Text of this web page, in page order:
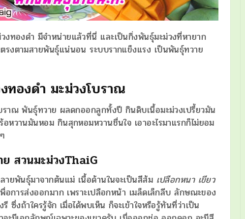
งทองดำ มีจำหน่ายแล้วที่นี่ และเป็นกิ่งพันธุ์มะม่วงที่หายาก
งตามสายพันธุ์แน่นอน ระบบรากแข็งแรง เป็นพันธุ์ทวาย
ทองดำ มะม่วงโบราณ
ราณ พันธุ์ทวาย ผลดกออกลูกทั้งปี กินดิบเนื้อมะม่วงเปรี้ยวมัน
หวานมันหอม กินสุกหอมหวานชื่นใจ เอาอะไรมาแรกก็ไม่ยอม
สวนมะม่วงThaiG
ายพันธุ์มาจากต้นแม่ เนื้อด้านในจะเป็นสีส้ม เปลือกหนา เขียว
อการส่งออกมาก เพราะเปลือกหน้า เมล็ดเล็กลีบ ลักษณะของ
ซึ่งถ้าใครรู้จัก เมื่อได้พบเห็น ก็จะเข้าใจหรือรู้ทันที่ว่าเป็น